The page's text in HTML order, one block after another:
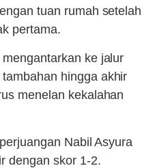
tuan rumah setelah
pertama.
ke jalur
hingga akhir
menelan kekalahan
Nabil Asyura
dengan skor 1-2.